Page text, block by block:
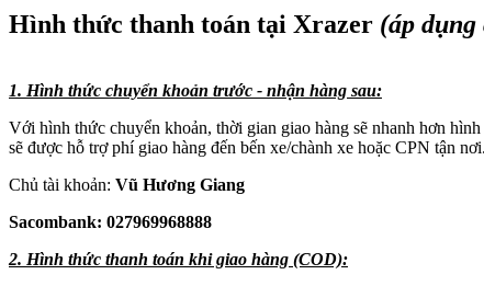
Hình thức thanh toán tại Xrazer (áp dụng
1. Hình thức chuyển khoản trước - nhận hàng sau:
Với hình thức chuyển khoản, thời gian giao hàng sẽ nhanh hơn
sẽ được hỗ trợ phí giao hàng đến bến xe/chành xe hoặc CPN tận
Chủ tài khoản: Vũ Hương Giang
Sacombank: 027969968888
2. Hình thức thanh toán khi giao hàng (COD):